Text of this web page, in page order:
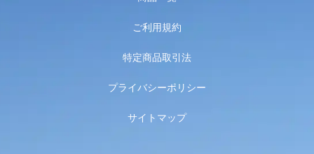
ご利用規約
特定商品取引法
プライバシーポリシー
サイトマップ